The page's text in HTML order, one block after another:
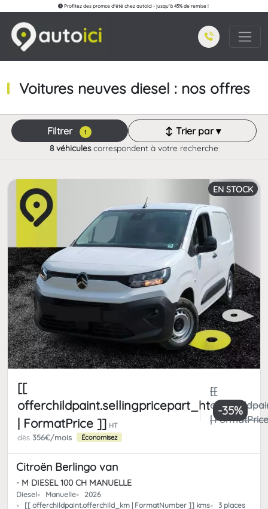
Profitez des promos d'été chez autoici - jusqu'à 45% de remise !
Voitures neuves diesel : nos offres
Filtrer 1 ↕ Trier par ▾
8 véhiculescorrespondent à votre recherche
EN STOCK
[[
offerchildpaint.sellingpricepart_ht
| FormatPrice ]] HT
[[
|
dès 356€/mois Économisez
-35%
Citroën Berlingo van
- M DIESEL 100 CH MANUELLE
Diesel Manuelle
2026
[[ offerchildpaint.offerchild_km | FormatNumber ]] kms
3 places